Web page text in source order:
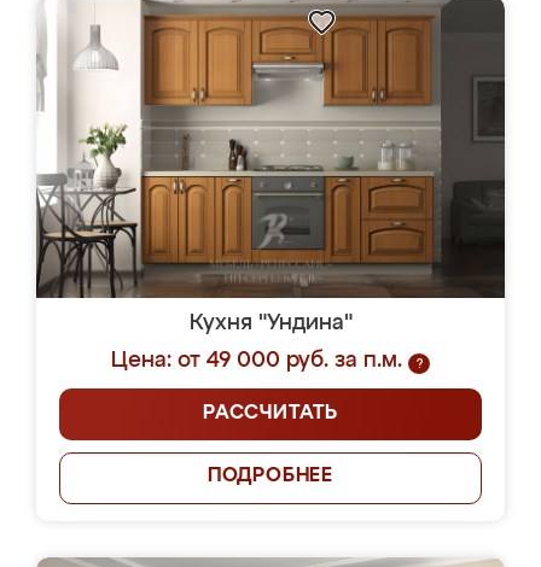
Кухня "Ундина"
Цена: от 49 000 руб. за п.м.
?
РАССЧИТАТЬ
ПОДРОБНЕЕ